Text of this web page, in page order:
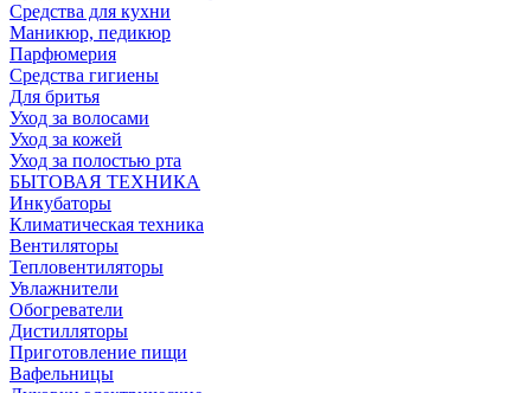
Средства для кухни
Маникюр, педикюр
Парфюмерия
Средства гигиены
Для бритья
Уход за волосами
Уход за кожей
Уход за полостью рта
БЫТОВАЯ ТЕХНИКА
Инкубаторы
Климатическая техника
Вентиляторы
Тепловентиляторы
Увлажнители
Обогреватели
Дистилляторы
Приготовление пищи
Вафельницы